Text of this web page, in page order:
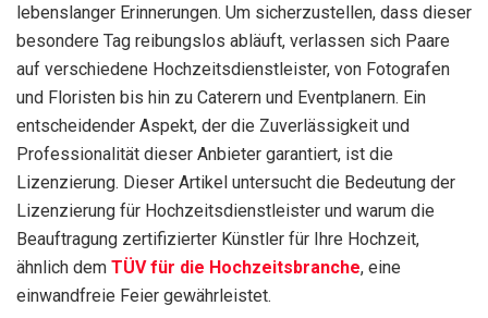
lebenslanger Erinnerungen. Um sicherzustellen, dass dieser
besondere Tag reibungslos abläuft, verlassen sich Paare
auf verschiedene Hochzeitsdienstleister, von Fotografen
und Floristen bis hin zu Caterern und Eventplanern. Ein
entscheidender Aspekt, der die Zuverlässigkeit und
Professionalität dieser Anbieter garantiert, ist die
Lizenzierung. Dieser Artikel untersucht die Bedeutung der
Lizenzierung für Hochzeitsdienstleister und warum die
Beauftragung zertifizierter Künstler für Ihre Hochzeit,
ähnlich dem TÜV für die Hochzeitsbranche, eine
einwandfreie Feier gewährleistet.